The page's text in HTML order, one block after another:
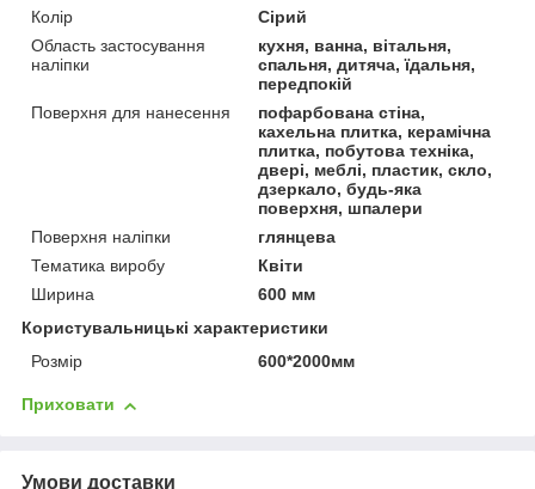
Колір
Сірий
Область застосування
наліпки
кухня, ванна, вітальня,
спальня, дитяча, їдальня,
передпокій
Поверхня для нанесення
пофарбована стіна,
кахельна плитка, керамічна
плитка, побутова техніка,
двері, меблі, пластик, скло,
дзеркало, будь-яка
поверхня, шпалери
Поверхня наліпки
глянцева
Тематика виробу
Квіти
Ширина
600 мм
Користувальницькі характеристики
Розмір
600*2000мм
Приховати
Умови доставки